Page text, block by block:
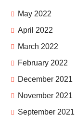
May 2022
April 2022
March 2022
February 2022
December 2021
November 2021
September 2021